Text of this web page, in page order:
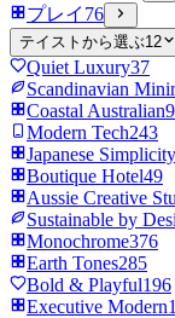
プレイ 76
テイストから選ぶ12
Quiet Luxury37
Scandinavian
Coastal Australian
Modern Tech243
Japanese Simplicity
Boutique Hotel49
Aussie Creative
Sustainable by
Monochrome376
Earth Tones285
Bold & Playful196
Executive Modern